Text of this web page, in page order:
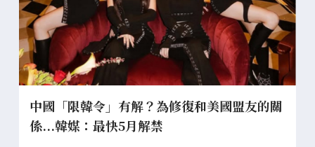
中國「限韓令」有解？為修復和美國盟友的關
係...韓媒：最快5月解禁